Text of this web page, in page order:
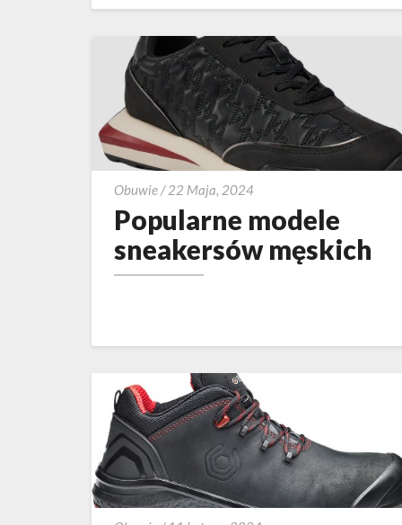
Obuwie/22 Maja, 2024Popularne
modele
sneakersów
męskich
Popularne modele
sneakersów męskich